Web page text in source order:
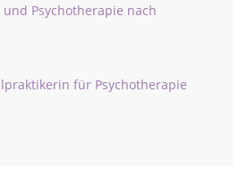
Psychotherapie nach
für Psychotherapie